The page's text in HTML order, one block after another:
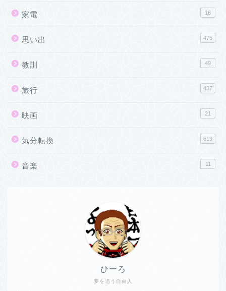
家電 16
思い出 475
教訓 49
旅行 437
映画 21
気分転換 619
音楽 11
夢を追う自由人
ひーろ